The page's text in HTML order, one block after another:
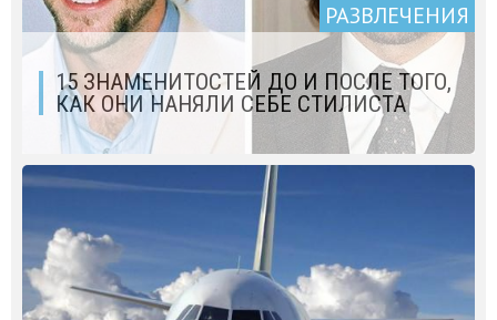
РАЗВЛЕЧЕНИЯ
15 ЗНАМЕНИТОСТЕЙ ДО И ПОСЛЕ ТОГО,
КАК ОНИ НАНЯЛИ СЕБЕ СТИЛИСТА